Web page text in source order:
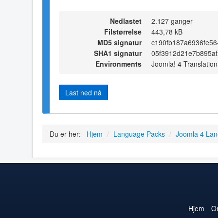
Nedlastet
2.127 ganger
Filstørrelse
443,78 kB
MD5 signatur
SHA1 signatur
Environments
Joomla! 4
Last ned nå
Du er her: Hjem / Language Packs / Joomla 4
Hjem